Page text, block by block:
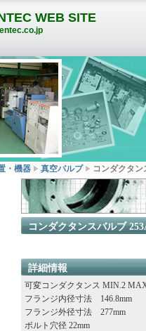
WEB SITE
・機器 真空バルブ コンダクタ
コンダクタンスバルブ
詳細情報
可変コンダクタンス MIN.2
フランジ内径寸法 146.8mm
フランジ外径寸法 277mm
ボルト穴径 22mm